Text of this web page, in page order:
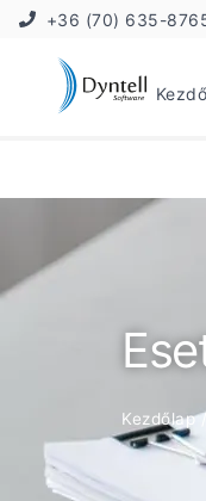
+36 (70) 635-
Kezdőlap/